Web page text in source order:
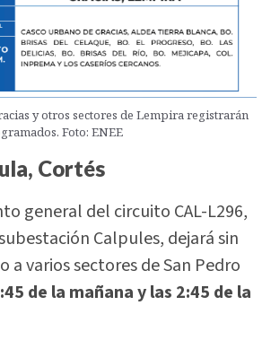
y otros sectores de Lempira registrarán
Foto: ENEE
Cortés
general del circuito CAL-L296,
Calpules, dejará sin
a varios sectores de San Pedro
de la mañana y las 2:45 de la